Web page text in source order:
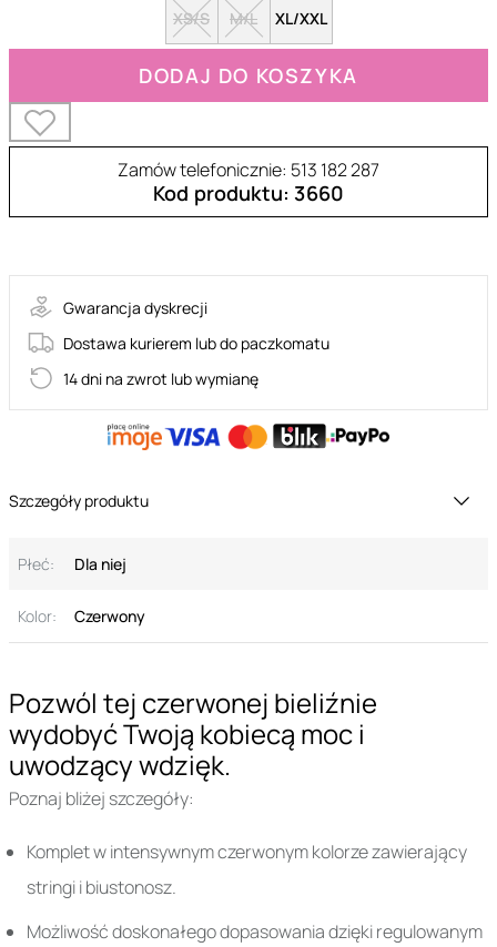
Pozwól tej czerwonej bieliźnie
wydobyć Twoją kobiecą moc i
uwodzący wdzięk.
Poznaj bliżej szczegóły:
Komplet w intensywnym czerwonym kolorze zawierający
stringi i biustonosz.
Możliwość doskonałego dopasowania dzięki regulowanym
XS/S
M/L XL/XXL
DODAJ DO KOSZYKA
Zamów telefonicznie: 513 182 287
Kod produktu: 3660
Gwarancja dyskrecji
Dostawa kurierem lub do paczkomatu
14 dni na zwrot lub wymianę
Szczegóły produktu
Płeć: Dla niej
Kolor: Czerwony